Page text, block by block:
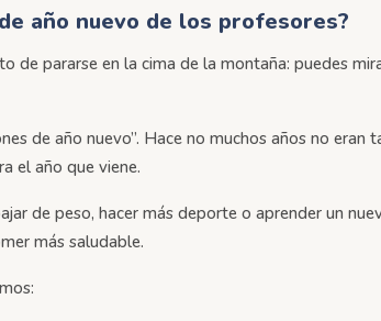
año nuevo de los profesores?
de pararse en la cima de la montaña: puedes
de año nuevo”. Hace no muchos años no
el año que viene.
de peso, hacer más deporte o aprender un
más saludable.